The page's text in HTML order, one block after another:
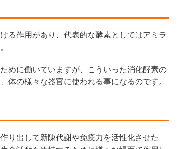
る作用があり、代表的な酵素としてはアミラ
めに働いていますが、こういった消化酵素の
体の様々な器官に使われる事になるのです。
り出して新陳代謝や免疫力を活性化させた